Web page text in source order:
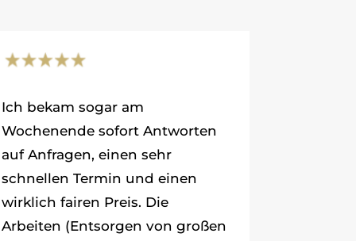
Ich bekam sogar am
Wochenende sofort Antworten
auf Anfragen, einen sehr
schnellen Termin und einen
wirklich fairen Preis. Die
Arbeiten (Entsorgen von großen